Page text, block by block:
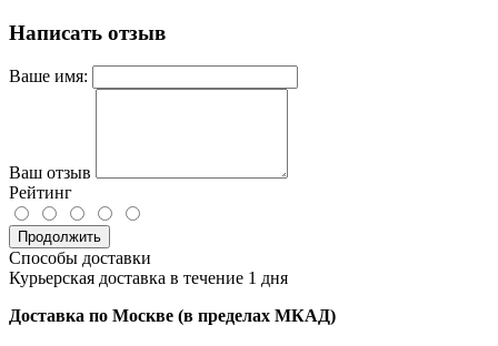
Написать отзыв
Ваше имя:
Ваш отзыв
Рейтинг
Продолжить
Способы доставки
Курьерская доставка в течение 1 дня
Доставка по Москве (в пределах МКАД)